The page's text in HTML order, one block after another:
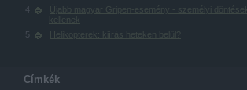
Újabb magyar Gripen-esemény - személyi döntések
kellenek
Helikopterek: kiírás heteken belül?
Címkék